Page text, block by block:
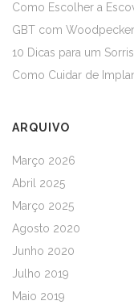
Como Escolher a
GBT com
10 Dicas para um
Como Cuidar de
ARQUIVO
Março 2026
Abril 2025
Março 2025
Agosto 2020
Junho 2020
Julho 2019
Maio 2019